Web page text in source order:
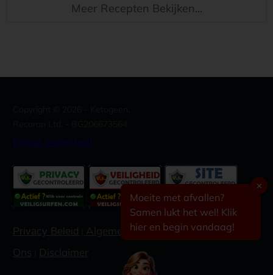
Meer Recepten Bekijken...
✕
Moeite met afvallen?
Samen lukt het wel! Klik
hier en begin vandaag!
[email protected]
Algemene voorwaarden|Contacteer